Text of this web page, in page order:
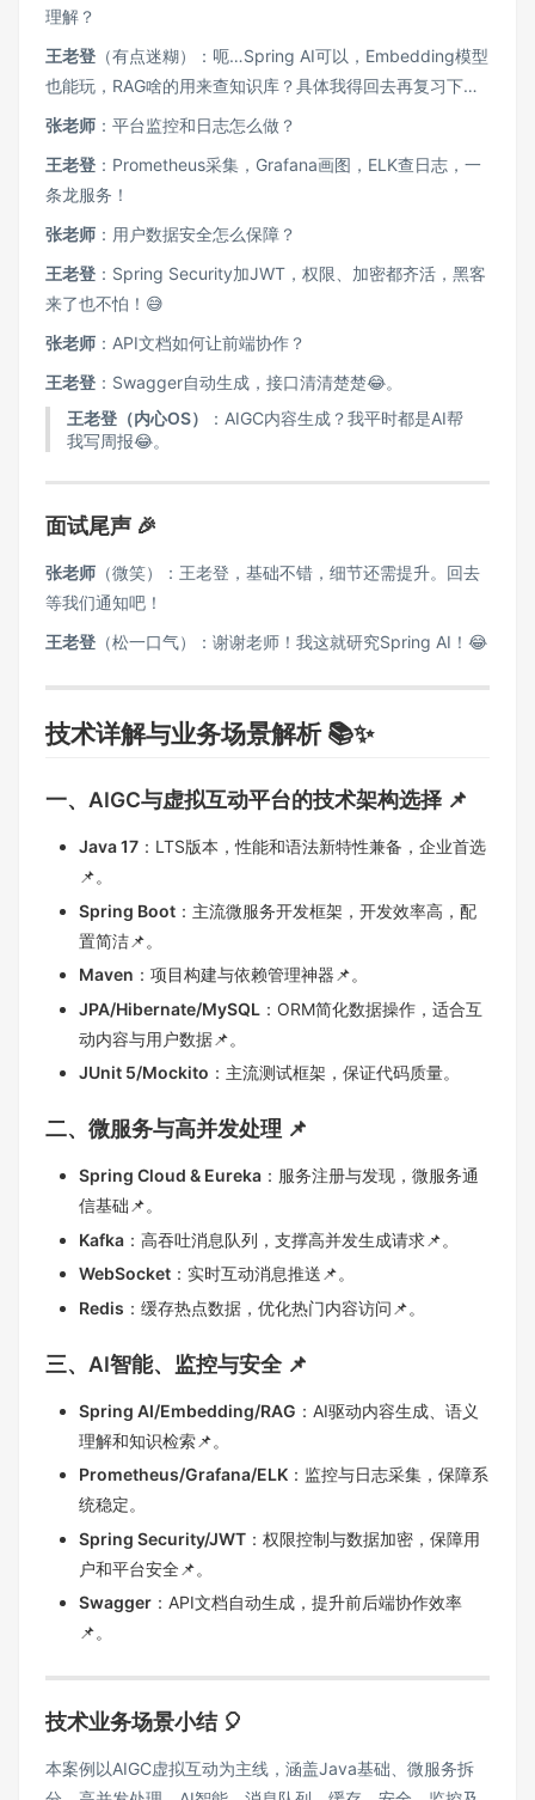
理解？
王老登 （有点迷糊）：呃…Spring AI可以，Embedding模型
也能玩，RAG啥的用来查知识库？具体我得回去再复习下…
张老师 ：平台监控和日志怎么做？
王老登 ：Prometheus采集，Grafana画图，ELK查日志，一
条龙服务！
张老师 ：用户数据安全怎么保障？
王老登 ：Spring Security加JWT，权限、加密都齐活，黑客
来了也不怕！😅
张老师 ：API文档如何让前端协作？
王老登 ：Swagger自动生成，接口清清楚楚😂。
王老登（内心OS）
：AIGC内容生成？我平时都是AI帮
我写周报😂。
面试尾声 🎉
张老师 （微笑）：王老登，基础不错，细节还需提升。回去
等我们通知吧！
王老登 （松一口气）：谢谢老师！我这就研究Spring AI！😂
技术详解与业务场景解析 📚✨
一、AIGC与虚拟互动平台的技术架构选择 📌
Java 17 ：LTS版本，性能和语法新特性兼备，企业首选
📌。
Spring Boot ：主流微服务开发框架，开发效率高，配
置简洁📌。
Maven ：项目构建与依赖管理神器📌。
JPA/Hibernate/MySQL ：ORM简化数据操作，适合互
动内容与用户数据📌。
JUnit 5/Mockito ：主流测试框架，保证代码质量。
二、微服务与高并发处理 📌
Spring Cloud & Eureka ：服务注册与发现，微服务通
信基础📌。
Kafka ：高吞吐消息队列，支撑高并发生成请求📌。
WebSocket ：实时互动消息推送📌。
Redis ：缓存热点数据，优化热门内容访问📌。
三、AI智能、监控与安全 📌
Spring AI/Embedding/RAG ：AI驱动内容生成、语义
理解和知识检索📌。
Prometheus/Grafana/ELK ：监控与日志采集，保障系
统稳定。
Spring Security/JWT ：权限控制与数据加密，保障用
户和平台安全📌。
Swagger ：API文档自动生成，提升前后端协作效率
📌。
技术业务场景小结 🎈
本案例以AIGC虚拟互动为主线，涵盖Java基础、微服务拆